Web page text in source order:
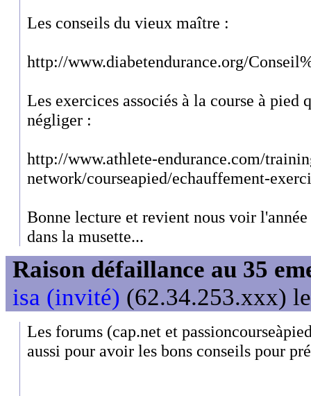
Les conseils du vieux maître :
http://www.diabetendurance.org/
Les exercices associés à la course à pied
négliger :
http://www.athlete-endurance.com/
network/courseapied/echauffement-
Bonne lecture et revient nous voir
dans la musette...
Raison défaillance au 35
isa (invité) (62.34.253.xxx)
Les forums (cap.net et
aussi pour avoir les bons conseils pour